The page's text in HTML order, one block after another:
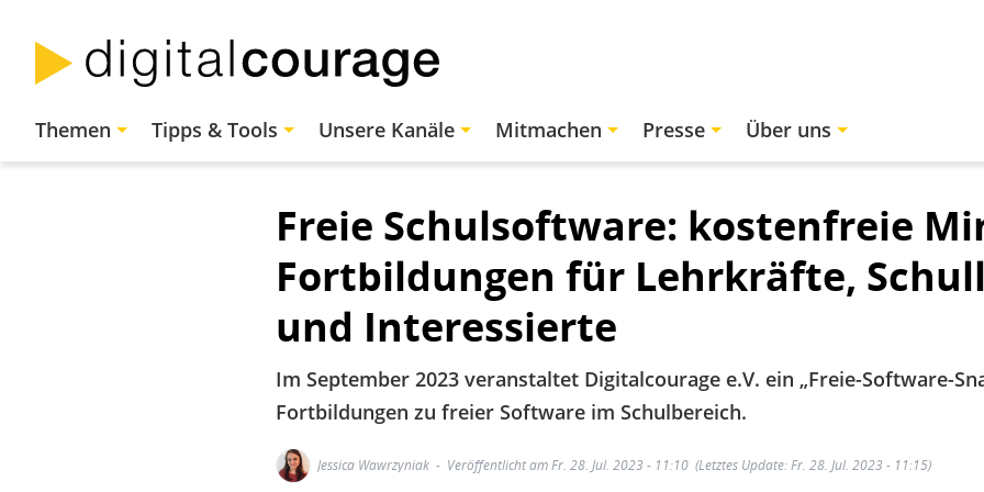
zum
Inhalt
Hauptnavigation
Themen Tipps & Tools Unsere Kanäle Mitmachen Presse Über uns
Freie Schulsoftware: kostenfreie
Fortbildungen für Lehrkräfte,
und Interessierte
Im September 2023 veranstaltet Digitalcourage e.V. ein „Freie-Software-
Fortbildungen zu freier Software im Schulbereich.
Jessica Wawrzyniak Veröffentlicht am Fr. 28. Jul. 2023 - 11:10 (Letztes Update: Fr. 28. Jul. 2023 - 11:15)